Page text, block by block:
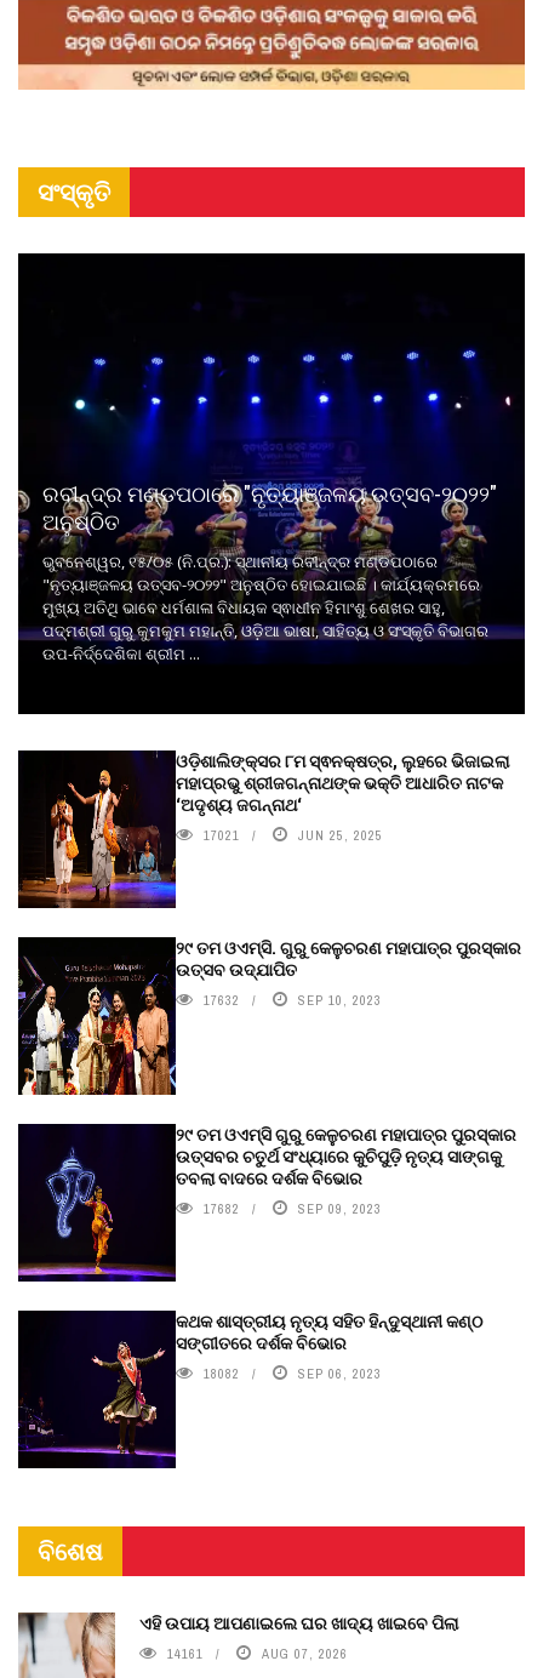
ସଂସ୍କୃତି
ରବୀନ୍ଦ୍ର ମଣ୍ଡପଠାରେ "ନୃତ୍ୟାଞ୍ଜଳୟ ଉତ୍ସବ-୨୦୨୨"
ଅନୁଷ୍ଠିତ
ଭୁବନେଶ୍ୱର, ୧୫/୦୫ (ନି.ପ୍ର.): ସ୍ଥାନୀୟ ରବୀନ୍ଦ୍ର ମଣ୍ଡପଠାରେ
"ନୃତ୍ୟାଞ୍ଜଳୟ ଉତ୍ସବ-୨୦୨୨" ଅନୁଷ୍ଠିତ ହୋଇଯାଇଛି । କାର୍ଯ୍ୟକ୍ରମରେ
ମୁଖ୍ୟ ଅତିଥି ଭାବେ ଧର୍ମଶାଳା ବିଧାୟକ ସ୍ଵାଧୀନ ହିମାଂଶୁ ଶେଖର ସାହୁ,
ପଦ୍ମଶ୍ରୀ ଗୁରୁ କୁମକୁମ ମହାନ୍ତି, ଓଡ଼ିଆ ଭାଷା, ସାହିତ୍ୟ ଓ ସଂସ୍କୃତି ବିଭାଗର
ଉପ-ନିର୍ଦ୍ଦେଶିକା ଶ୍ରୀମ ...
ଓଡ଼ିଶାଲିଙ୍କ୍ସର ୮ମ ସ୍ଵନକ୍ଷତ୍ର, ଲୁହରେ ଭିଜାଇଲା
ମହାପ୍ରଭୁ ଶ୍ରୀଜଗନ୍ନାଥଙ୍କ ଭକ୍ତି ଆଧାରିତ ନାଟକ
‘ଅଦୃଶ୍ୟ ଜଗନ୍ନାଥ‘
17021 JUN 25, 2025
୨୯ ତମ ଓଏମ୍‌ସି. ଗୁରୁ କେଳୁଚରଣ ମହାପାତ୍ର ପୁରସ୍କାର
ଉତ୍ସବ ଉଦ୍‍ଯାପିତ
17632 SEP 10, 2023
୨୯ ତମ ଓଏମ୍‌ସି ଗୁରୁ କେଳୁଚରଣ ମହାପାତ୍ର ପୁରସ୍କାର
ଉତ୍ସବର ଚତୁର୍ଥ ସଂଧ୍ୟାରେ କୁଚିପୁଡ଼ି ନୃତ୍ୟ ସାଙ୍ଗକୁ
ତବଲା ବାଦରେ ଦର୍ଶକ ବିଭୋର
17682 SEP 09, 2023
କଥକ ଶାସ୍ତ୍ରୀୟ ନୃତ୍ୟ ସହିତ ହିନ୍ଦୁସ୍ଥାନୀ କଣ୍ଠ
ସଙ୍ଗୀତରେ ଦର୍ଶକ ବିଭୋର
18082 SEP 06, 2023
ବିଶେଷ
ଏହି ଉପାୟ ଆପଣାଇଲେ ଘର ଖାଦ୍ୟ ଖାଇବେ ପିଲା
14161 AUG 07, 2026